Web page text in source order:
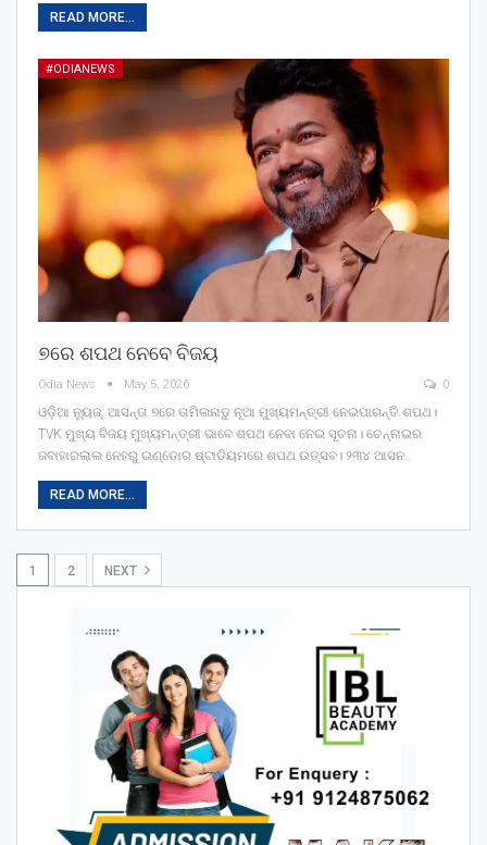
READ MORE...
#ODIANEWS
୭ରେ ଶପଥ ନେବେ ବିଜୟ
Odia News May 5, 2026 0
ଓଡ଼ିଆ ନ୍ୟୁଜ୍: ଆସନ୍ତା ୭ରେ ତାମିଲନାଡୁ ନୂଆ ମୁଖ୍ୟମନ୍ତ୍ରୀ ନେଇପାରନ୍ତି ଶପଥ।
TVK ମୁଖ୍ୟ ବିଜୟ ମୁଖ୍ୟମନ୍ତ୍ରୀ ଭାବେ ଶପଥ ନେବା ନେଇ ସୂଚନା। ଚେନ୍ନାଇର
ଜବାହାରଲାଲ ନେହରୁ ଇଣ୍ଡୋର ଷ୍ଟାଡିୟମରେ ଶପଥ ଉତ୍ସବ। ୨୩୪ ଆସନ…
READ MORE...
1 2 NEXT